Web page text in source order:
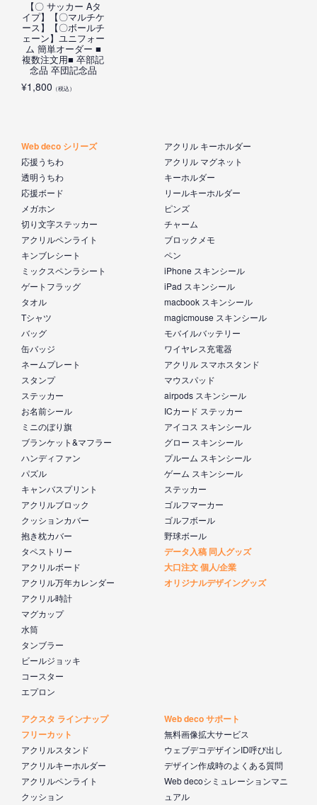
【〇 サッカー Aタ
イプ】【〇マルチケ
ース】【〇ボールチ
ェーン】ユニフォー
ム 簡単オーダー ■
複数注文用■ 卒部記
念品 卒団記念品
¥1,800 （税込）
Web deco シリーズ
応援うちわ
透明うちわ
応援ボード
メガホン
切り文字ステッカー
アクリルペンライト
キンブレシート
ミックスペンラシート
ゲートフラッグ
タオル
Tシャツ
バッグ
缶バッジ
ネームプレート
スタンプ
ステッカー
お名前シール
ミニのぼり旗
ブランケット&マフラー
ハンディファン
パズル
キャンバスプリント
アクリルブロック
クッションカバー
抱き枕カバー
タペストリー
アクリルボード
アクリル万年カレンダー
アクリル時計
マグカップ
水筒
タンブラー
ビールジョッキ
コースター
エプロン
アクリル キーホルダー
アクリル マグネット
キーホルダー
リールキーホルダー
ピンズ
チャーム
ブロックメモ
ペン
iPhone スキンシール
iPad スキンシール
macbook スキンシール
magicmouse スキンシール
モバイルバッテリー
ワイヤレス充電器
アクリル スマホスタンド
マウスパッド
airpods スキンシール
ICカード ステッカー
アイコス スキンシール
グロー スキンシール
プルーム スキンシール
ゲーム スキンシール
ステッカー
ゴルフマーカー
ゴルフボール
野球ボール
データ入稿 同人グッズ
大口注文 個人/企業
オリジナルデザイングッズ
アクスタ ラインナップ
フリーカット
アクリルスタンド
アクリルキーホルダー
アクリルペンライト
クッション
Web deco サポート
無料画像拡大サービス
ウェブデコデザインID呼び出し
デザイン作成時のよくある質問
Web decoシミュレーションマニ
ュアル